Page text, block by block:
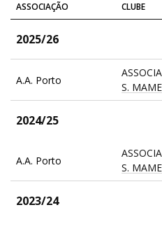
ASSOCIAÇÃO CLUBE
2025/26
A.A. Porto
S.
2024/25
A.A. Porto
S.
2023/24